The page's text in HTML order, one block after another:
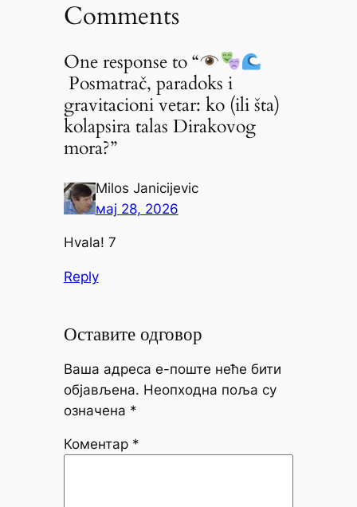
Comments
One response to “
Posmatrač, paradoks i
gravitacioni vetar: ko (ili šta)
kolapsira talas Dirakovog
mora?”
Milos Janicijevic
мај 28, 2026
Hvala! 7
Reply
Оставите одговор
Ваша адреса е-поште неће бити
објављена. Неопходна поља су
означена *
Коментар *